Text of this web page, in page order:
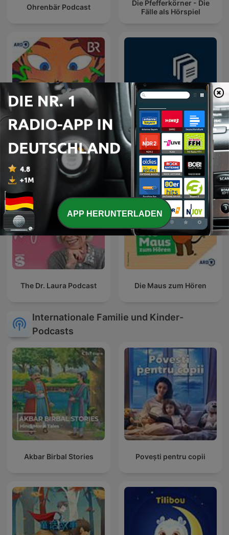
Ohrenbär Podcast
Die Pfefferkörner - Die
Fälle als Hörspiel
Geschichten für Kinder
‌BPLUS بی‌پلاس پادکست
فارسی خلاصه کتاب
The Dr. Laura Podcast Die Maus zum Hören
Internationale Familie und Kinder-
Podcasts
Akbar Birbal Stories Povești pentru copii
APP HERUNTERLADEN